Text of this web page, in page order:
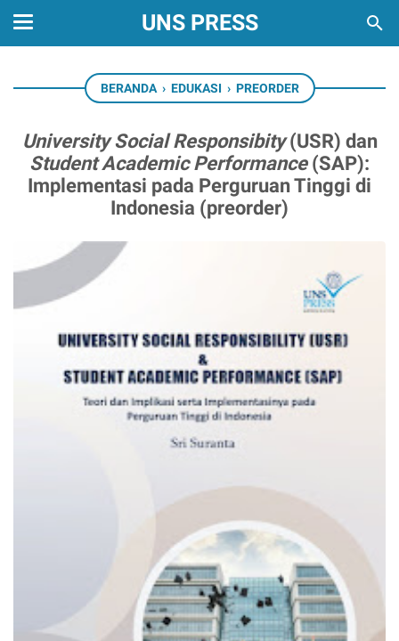
UNS PRESS
BERANDA › EDUKASI › PREORDER
University Social Responsibity(USR) dan
Student Academic Performance (SAP):
Implementasi pada Perguruan Tinggi di
Indonesia (preorder)